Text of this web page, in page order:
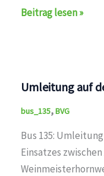
Umleitung
Beitrag lesen »
Umleitung auf
bus_135,BVG
Bus 135:
Einsatzes